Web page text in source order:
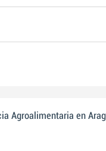
Agroalimentaria en